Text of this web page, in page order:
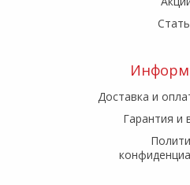
Доставка и
Гарантия и